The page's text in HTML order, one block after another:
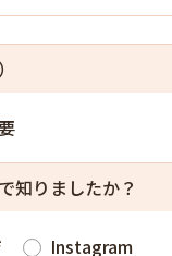
知りましたか？
Instagram